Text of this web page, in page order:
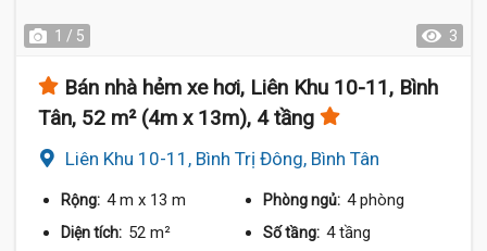
1 / 5 3
Bán nhà hẻm xe hơi, Liên Khu 10-11, Bình
Tân, 52 m² (4m x 13m), 4 tầng
Liên Khu 10-11, Bình Trị Đông, Bình Tân
Rộng: 4 m x 13 m Phòng ngủ: 4 phòng
Diện tích: 52 m² Số tầng: 4 tầng